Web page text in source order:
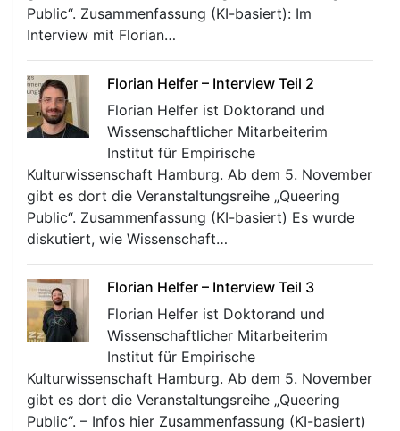
Public“. Zusammenfassung (KI-basiert): Im
Interview mit Florian…
Florian Helfer – Interview Teil 2
Florian Helfer ist Doktorand und
Wissenschaftlicher Mitarbeiterim
Institut für Empirische
Kulturwissenschaft Hamburg. Ab dem 5. November
gibt es dort die Veranstaltungsreihe „Queering
Public“. Zusammenfassung (KI-basiert) Es wurde
diskutiert, wie Wissenschaft…
Florian Helfer – Interview Teil 3
Florian Helfer ist Doktorand und
Wissenschaftlicher Mitarbeiterim
Institut für Empirische
Kulturwissenschaft Hamburg. Ab dem 5. November
gibt es dort die Veranstaltungsreihe „Queering
Public“. – Infos hier Zusammenfassung (KI-basiert)